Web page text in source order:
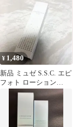
¥ 1,480
新品 ミュゼ S.S.C. エピ
フォト ローション
195mL